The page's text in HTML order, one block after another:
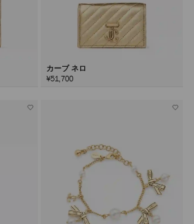
カーブ ネロ
¥51,700